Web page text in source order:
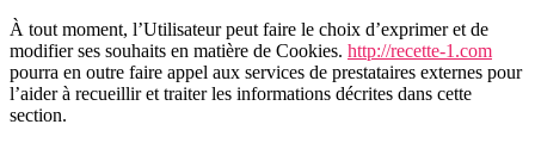
À tout moment, l’Utilisateur peut faire le choix d’exprimer et de
modifier ses souhaits en matière de Cookies. http://recette-1.com
pourra en outre faire appel aux services de prestataires externes pour
l’aider à recueillir et traiter les informations décrites dans cette
section.